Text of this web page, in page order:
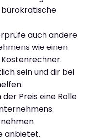
bürokratische
auch andere
wie einen
sein und dir bei
Preis eine Rolle
anbietet.